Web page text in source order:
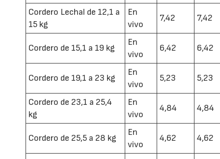
Cordero Lechal de 12,1 a
15 kg
En
vivo
7,42 7,42
Cordero de 15,1 a 19 kg
En
vivo
6,42 6,42
Cordero de 19,1 a 23 kg
En
vivo
5,23 5,23
Cordero de 23,1 a 25,4
kg
En
vivo
4,84 4,84
Cordero de 25,5 a 28 kg
En
vivo
4,62 4,62